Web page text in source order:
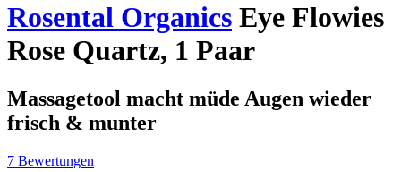
Rosental Organics Eye Flowies
Rose Quartz, 1 Paar
Massagetool macht müde Augen wieder
frisch & munter
7 Bewertungen